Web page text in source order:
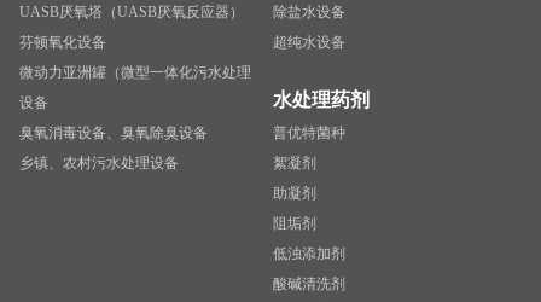
UASB厌氧塔（UASB厌氧反应器）
芬顿氧化设备
微动力亚洲罐（微型一体化污水处理
设备
臭氧消毒设备、臭氧除臭设备
乡镇、农村污水处理设备
除盐水设备
超纯水设备
水处理药剂
普优特菌种
絮凝剂
助凝剂
阻垢剂
低浊添加剂
酸碱清洗剂